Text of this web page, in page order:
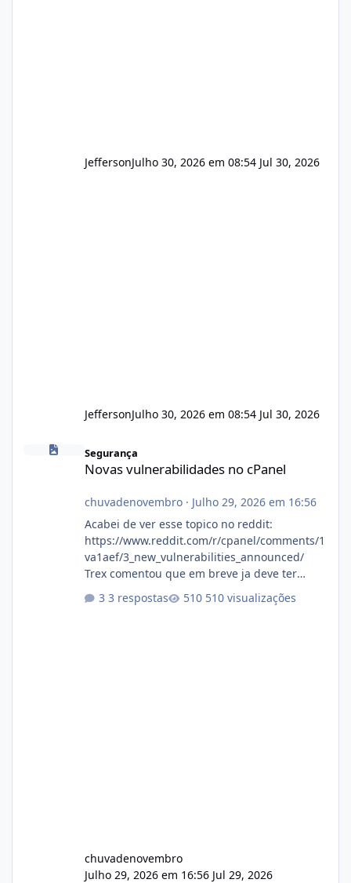
JeffersonJulho 30, 2026 em 08:54 Jul 30, 2026
JeffersonJulho 30, 2026 em 08:54 Jul 30, 2026
Novas vulnerabilidades no cPanel
Segurança
Novas vulnerabilidades no cPanel
chuvadenovembro· Julho 29, 2026 em 16:56
Acabei de ver esse topico no reddit:
https://www.reddit.com/r/cpanel/comments/1
va1aef/3_new_vulnerabilities_announced/
Trex comentou que em breve ja deve ter
3 respostas 510 visualizações
chuvadenovembro
Julho 29, 2026 em 16:56 Jul 29, 2026